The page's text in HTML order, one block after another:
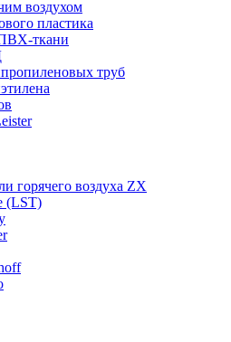
воздухом
пластика
ткани
труб
горячего воздуха ZX
(LST)